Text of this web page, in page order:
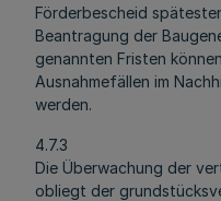
Förderbescheid
Beantragung der
genannten Fristen
Ausnahmefällen im
werden.
4.7.3
Die Überwachung der
obliegt der